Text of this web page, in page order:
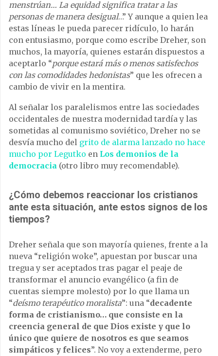
menstrúan… La equidad significa tratar a las
personas de manera desigual…” Y aunque a quien lea
estas líneas le pueda parecer ridículo, lo harán
con entusiasmo, porque como escribe Dreher, son
muchos, la mayoría, quienes estarán dispuestos a
aceptarlo “porque estará más o menos satisfechos
con las comodidades hedonistas” que les ofrecen a
cambio de vivir en la mentira.
Al señalar los paralelismos entre las sociedades
occidentales de nuestra modernidad tardía y las
sometidas al comunismo soviético, Dreher no se
desvía mucho del grito de alarma lanzado no hace
mucho por Legutko en Los demonios de la
democracia (otro libro muy recomendable).
¿Cómo debemos reaccionar los cristianos
ante esta situación, ante estos signos de los
tiempos?
Dreher señala que son mayoría quienes, frente a la
nueva “religión woke”, apuestan por buscar una
tregua y ser aceptados tras pagar el peaje de
transformar el anuncio evangélico (a fin de
cuentas siempre molesto) por lo que llama un
“deísmo terapéutico moralista”: una “decadente
forma de cristianismo… que consiste en la
creencia general de que Dios existe y que lo
único que quiere de nosotros es que seamos
simpáticos y felices”. No voy a extenderme, pero